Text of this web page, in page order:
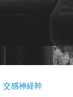
交感神経幹